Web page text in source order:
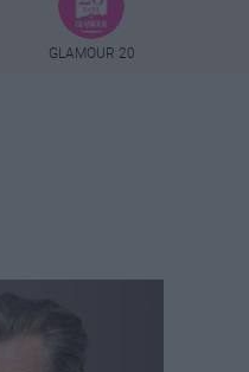
GLAMOUR 20